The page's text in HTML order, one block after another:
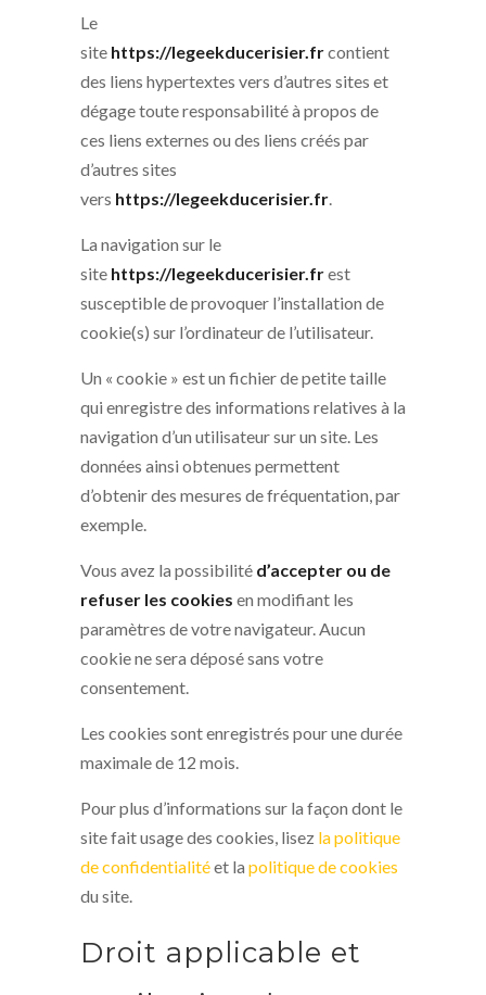
Le
site https://legeekducerisier.frcontient
des liens hypertextes vers d’autres sites et
dégage toute responsabilité à propos de
ces liens externes ou des liens créés par
d’autres sites
vers https://legeekducerisier.fr.
La navigation sur le
site https://legeekducerisier.frest
susceptible de provoquer l’installation de
cookie(s) sur l’ordinateur de l’utilisateur.
Un « cookie » est un fichier de petite taille
qui enregistre des informations relatives à la
navigation d’un utilisateur sur un site. Les
données ainsi obtenues permettent
d’obtenir des mesures de fréquentation, par
exemple.
Vous avez la possibilité d’accepter ou de
refuser les cookies en modifiant les
paramètres de votre navigateur. Aucun
cookie ne sera déposé sans votre
consentement.
Les cookies sont enregistrés pour une durée
maximale de 12 mois.
Pour plus d’informations sur la façon dont le
site fait usage des cookies, lisez la politique
de confidentialitéet la politique de cookies
du site.
Droit applicable et